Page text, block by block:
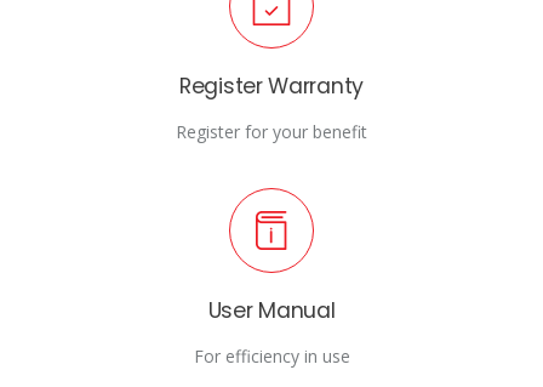
Register Warranty
Register for your benefit
User Manual
For efficiency in use